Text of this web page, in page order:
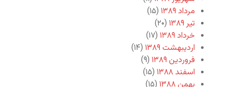
مرداد ۱۳۸۹
(۱۵)
تیر ۱۳۸۹
(۲۰)
خرداد ۱۳۸۹
(۱۷)
اردیبهشت ۱۳۸۹
(۱۴)
فروردین ۱۳۸۹
(۹)
اسفند ۱۳۸۸
(۱۵)